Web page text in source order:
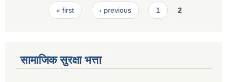
Pages« first ‹ previous 1 2
सामाजिक सुरक्षा भत्ता